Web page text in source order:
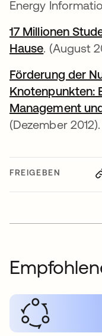
FREIGEBEN
Energy
17 Millionen
Hause. (August
Förderung der
Knotenpunkten:
Management
(Dezember